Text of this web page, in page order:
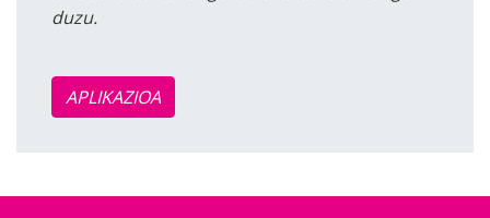
duzu.
APLIKAZIOA